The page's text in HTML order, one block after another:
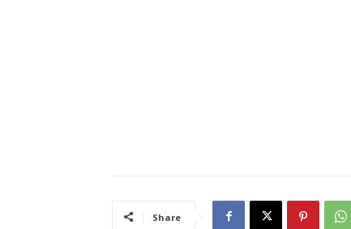
Share